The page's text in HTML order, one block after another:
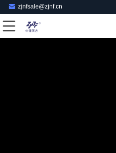
zjnfsale@zjnf.cn